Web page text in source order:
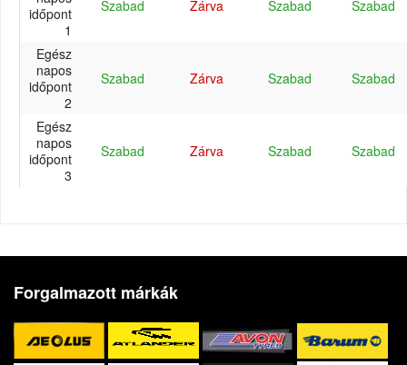
időpont
1
Szabad Zárva Szabad Szabad
Egész
napos
időpont
2
Szabad Zárva Szabad Szabad
Egész
napos
időpont
3
Szabad Zárva Szabad Szabad
Forgalmazott márkák